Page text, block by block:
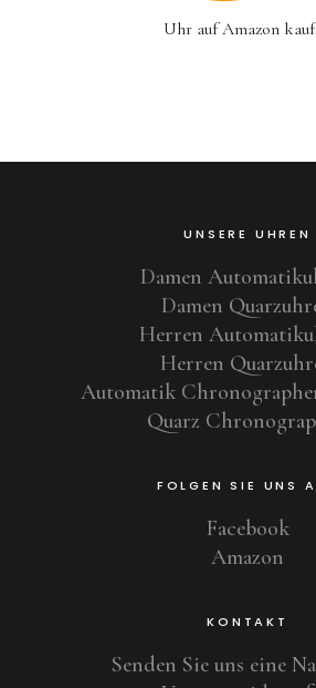
Uhr auf Amazon
UNSERE UHREN
Damen
Damen
Herren
Herren
Automatik
Quarz
FOLGEN SIE UNS
Facebook
Amazon
KONTAKT
Senden Sie uns eine